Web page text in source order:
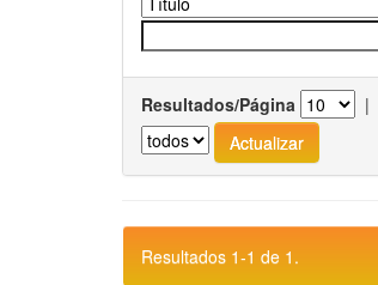
Resultados/Página |
Resultados 1-1 de 1.